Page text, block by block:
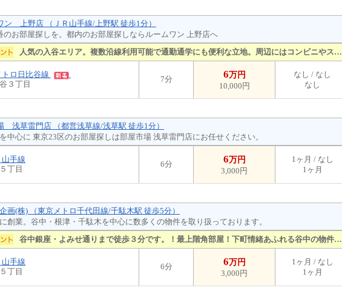
ン 上野店 （ＪＲ山手線/上野駅 徒歩1分）
のお部屋探しを。都内のお部屋探しならルームワン 上野店へ
人気の入谷エリア。複数沿線利用可能で通勤通学にも便利な立地。周辺にはコンビニやス…
ロ日比谷線
３丁目
7分 6万円
10,000円
なし / なし
なし
浅草雷門店 （都営浅草線/浅草駅 徒歩1分）
中心に 東京23区のお部屋探しは部屋市場 浅草雷門店にお任せください。
手線
丁目
6分 6万円
3,000円
1ヶ月 / なし
1ヶ月
画(株) （東京メトロ千代田線/千駄木駅 徒歩5分）
創業。谷中・根津・千駄木を中心に数多くの物件を取り扱っております。
谷中銀座・よみせ通りまで徒歩３分です。！最上階角部屋！下町情緒あふれる谷中の物件…
手線
丁目
6分 6万円
3,000円
1ヶ月 / なし
1ヶ月